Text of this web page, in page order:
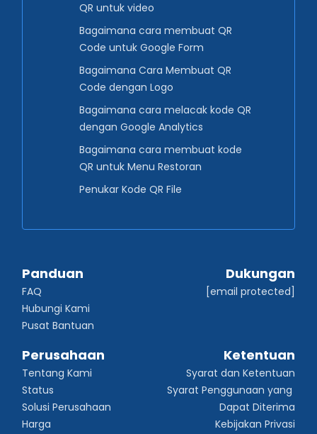
QR untuk video
Bagaimana cara membuat QR
Code untuk Google Form
Bagaimana Cara Membuat QR
Code dengan Logo
Bagaimana cara melacak kode QR
dengan Google Analytics
Bagaimana cara membuat kode
QR untuk Menu Restoran
Penukar Kode QR File
Panduan
FAQ
Hubungi Kami
Pusat Bantuan
Dukungan
[email protected]
Perusahaan
Tentang Kami
Status
Solusi Perusahaan
Harga
Ketentuan
Syarat dan Ketentuan
Syarat Penggunaan yang
Dapat Diterima
Kebijakan Privasi